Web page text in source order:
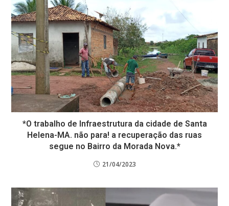
*O trabalho de Infraestrutura da cidade de Santa
Helena-MA. não para! a recuperação das ruas
segue no Bairro da Morada Nova.*
21/04/2023